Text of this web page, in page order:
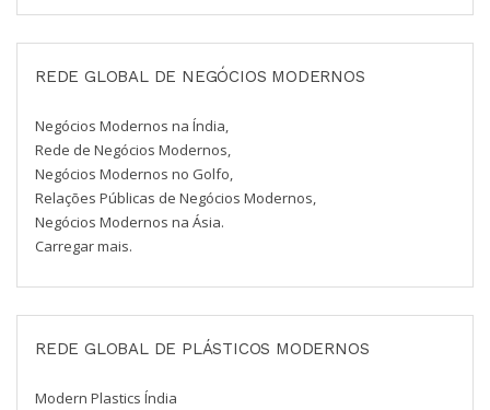
REDE GLOBAL DE NEGÓCIOS MODERNOS
Negócios Modernos na Índia,
Rede de Negócios Modernos,
Negócios Modernos no Golfo,
Relações Públicas de Negócios Modernos,
Negócios Modernos na Ásia.
Carregar mais.
REDE GLOBAL DE PLÁSTICOS MODERNOS
Modern Plastics Índia